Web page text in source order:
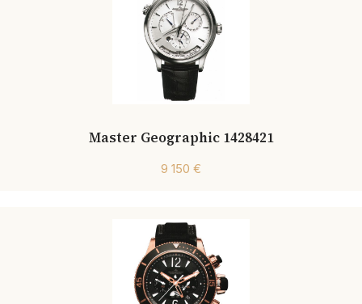
Master Geographic 1428421
9 150 €